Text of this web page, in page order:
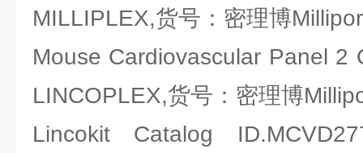
MILLIPLEX,货号：密理博
Mouse Cardiovascular Panel 2
LINCOPLEX,货号：密理博
Lincokit Catalog